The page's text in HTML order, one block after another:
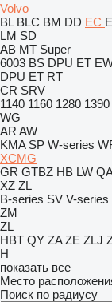
Volvo
BL BLC BM DD EC
LM SD
AB MT Super
6003 BS DPU ET
DPU ET RT
CR SRV
1140 1160 1280 1390
WG
AR AW
KMA SP W-series
XCMG
GR GTBZ HB LW
XZ ZL
B-series SV V-series
ZM
ZL
HBT QY ZA ZE ZLJ
H
показать все
Место
Поиск по радиусу